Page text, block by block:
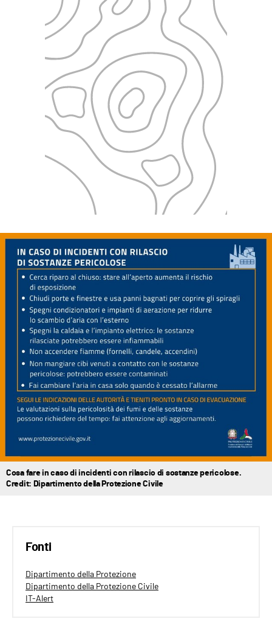
Cosa fare in caso di incidenti con rilascio di sostanze pericolose.
Credit: Dipartimento della Protezione Civile
Fonti
Dipartimento della Protezione
Dipartimento della Protezione Civile
IT-Alert